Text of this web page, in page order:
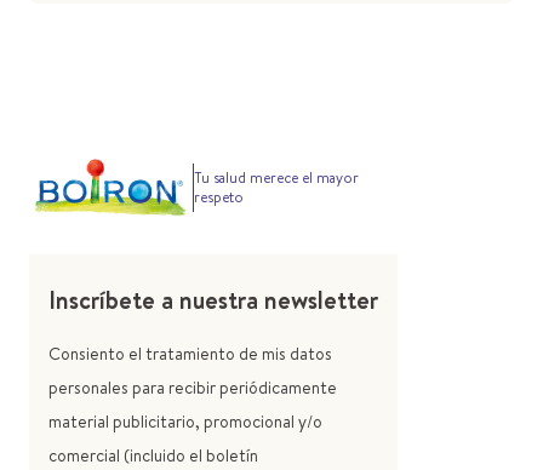
Tu salud merece el mayor
respeto
Inscríbete a nuestra newsletter
Consiento el tratamiento de mis datos
personales para recibir periódicamente
material publicitario, promocional y/o
comercial (incluido el boletín